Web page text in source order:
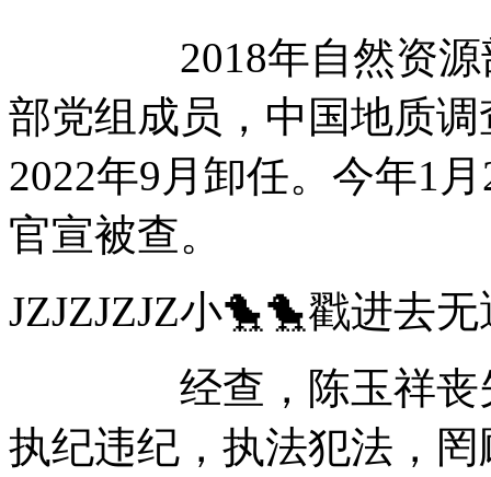
2018年自然资源部
部党组成员，中国地质
2022年9月卸任。今年1
官宣被查。
JZJZJZJZ小🐤🐤戳进
经查，陈玉祥丧失
执纪违纪，执法犯法，